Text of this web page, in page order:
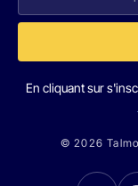
En cliquant sur
© 2026